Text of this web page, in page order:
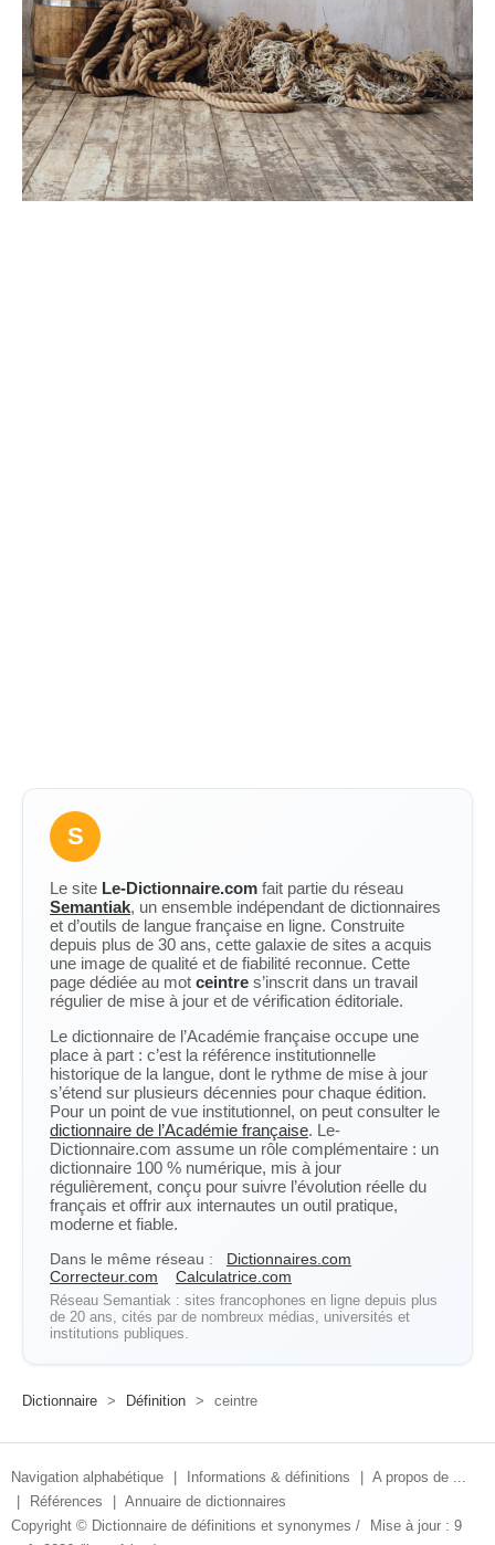
S
Le site Le-Dictionnaire.com fait partie du réseau
Semantiak, un ensemble indépendant de dictionnaires
et d’outils de langue française en ligne. Construite
depuis plus de 30 ans, cette galaxie de sites a acquis
une image de qualité et de fiabilité reconnue. Cette
page dédiée au mot ceintre s’inscrit dans un travail
régulier de mise à jour et de vérification éditoriale.
Le dictionnaire de l’Académie française occupe une
place à part : c’est la référence institutionnelle
historique de la langue, dont le rythme de mise à jour
s’étend sur plusieurs décennies pour chaque édition.
Pour un point de vue institutionnel, on peut consulter le
dictionnaire de l’Académie française. Le-
Dictionnaire.com assume un rôle complémentaire : un
dictionnaire 100 % numérique, mis à jour
régulièrement, conçu pour suivre l’évolution réelle du
français et offrir aux internautes un outil pratique,
moderne et fiable.
Dans le même réseau :
Dictionnaires.com
Correcteur.com
Calculatrice.com
Réseau Semantiak : sites francophones en ligne depuis plus
de 20 ans, cités par de nombreux médias, universités et
institutions publiques.
Dictionnaire > Définition > ceintre
Navigation alphabétique Informations & définitions
A propos de ...
Références
Annuaire de dictionnaires
Copyright © Dictionnaire de définitions et synonymes /
Mise à jour : 9